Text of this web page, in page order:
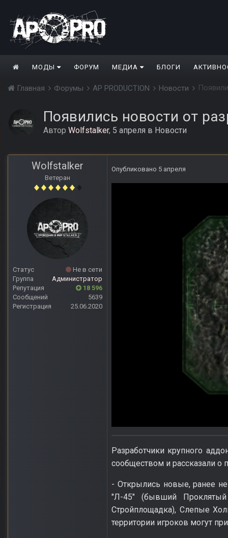
МОДЫ ФОРУМ МЕДИА БЛОГИ
Главная Форумы AP PRODUCTION Новости
Появились новости от
Автор Wolfstalker, 5 апреля в Новости
Wolfstalker
Ветеран
Статус
Не в сети
Группа
Администратор
Репутация
18 596
Сообщений
5639
Регистрация
25.06.2020
Опубликовано 5 апреля
Разработчики крупного
сообществом и рассказали о
- Открылись новые, ранее
"Л-45" (бывший
Стройплощадка), Слепые
территории игроков могут